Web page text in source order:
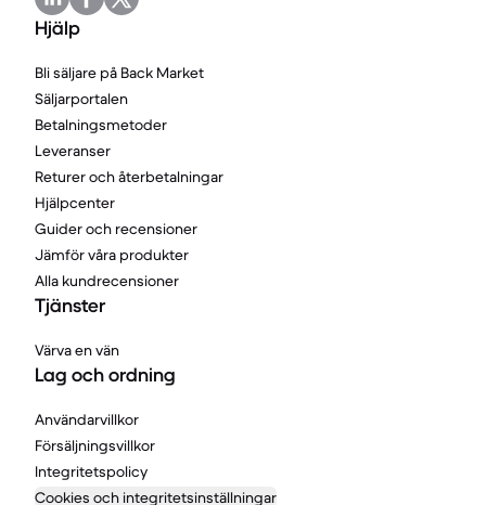
Hjälp
Bli säljare på Back Market
Säljarportalen
Betalningsmetoder
Leveranser
Returer och återbetalningar
Hjälpcenter
Guider och recensioner
Jämför våra produkter
Alla kundrecensioner
Tjänster
Värva en vän
Lag och ordning
Användarvillkor
Försäljningsvillkor
Integritetspolicy
Cookies och integritetsinställningar